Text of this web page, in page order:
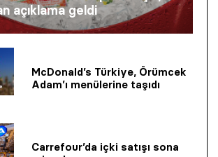
açıklama geldi
McDonald’s Türkiye, Örümcek
Adam’ı menülerine taşıdı
Carrefour’da içki satışı sona